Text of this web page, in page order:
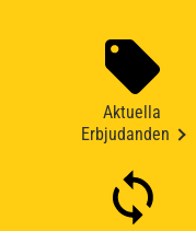
Aktuella
Erbjudanden